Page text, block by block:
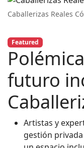
Caballerizas Reales
Featured
futuro
Artistas y
gestión privada